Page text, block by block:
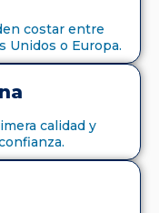
costar entre
Unidos o Europa.
calidad y